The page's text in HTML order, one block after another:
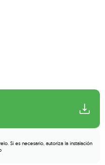
Si es necesario, autoriza la instalación